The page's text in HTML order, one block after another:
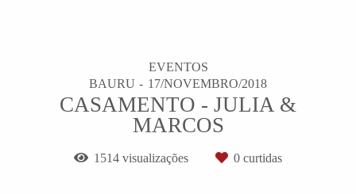
EVENTOS
BAURU
17/NOVEMBRO/2018
CASAMENTO - JULIA &
MARCOS
1514 visualizações 0 curtidas